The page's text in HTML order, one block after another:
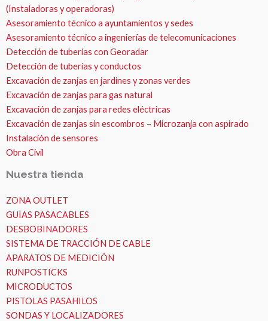
(Instaladoras y operadoras)
Asesoramiento técnico a ayuntamientos y sedes
Asesoramiento técnico a ingenierías de telecomunicaciones
Detección de tuberías con Georadar
Detección de tuberías y conductos
Excavación de zanjas en jardines y zonas verdes
Excavación de zanjas para gas natural
Excavación de zanjas para redes eléctricas
Excavación de zanjas sin escombros – Microzanja con aspirado
Instalación de sensores
Obra Civil
Nuestra tienda
ZONA OUTLET
GUIAS PASACABLES
DESBOBINADORES
SISTEMA DE TRACCIÓN DE CABLE
APARATOS DE MEDICIÓN
RUNPOSTICKS
MICRODUCTOS
PISTOLAS PASAHILOS
SONDAS Y LOCALIZADORES